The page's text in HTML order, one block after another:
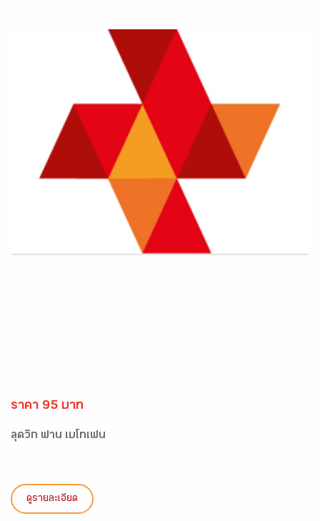
ราคา 95 บาท
ลุดวิก ฟาน เบโทเฟน
ดูรายละเอียด